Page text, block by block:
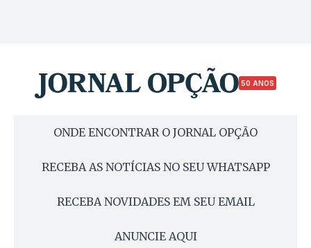
50 ANOS
ONDE ENCONTRAR O JORNAL OPÇÃO
RECEBA AS NOTÍCIAS NO SEU WHATSAPP
RECEBA NOVIDADES EM SEU EMAIL
ANUNCIE AQUI